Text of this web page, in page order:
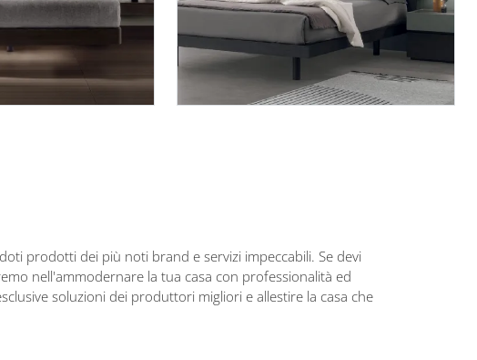
prodotti dei più noti brand e servizi impeccabili. Se devi
nell'ammodernare la tua casa con professionalità ed
soluzioni dei produttori migliori e allestire la casa che